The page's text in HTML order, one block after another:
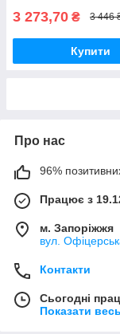
3 273,70 ₴ 3 446
Купити
Про нас
96%
Працює з
м. Запоріжжя
вул.
Контакти
Сьогодні
Показати